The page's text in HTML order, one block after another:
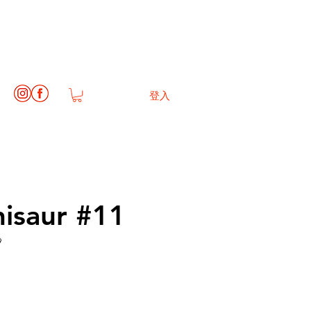
登入
#11